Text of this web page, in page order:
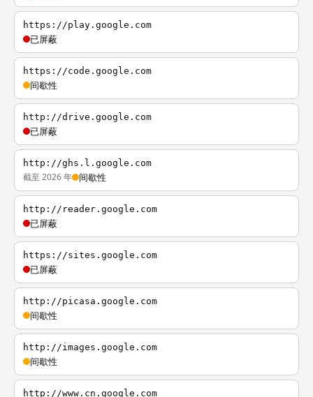
https://play.google.com
已屏蔽
https://code.google.com
间歇性
http://drive.google.com
已屏蔽
http://ghs.l.google.com
截至 2026 年 间歇性
http://reader.google.com
已屏蔽
https://sites.google.com
已屏蔽
http://picasa.google.com
间歇性
http://images.google.com
间歇性
http://www.cn.google.com